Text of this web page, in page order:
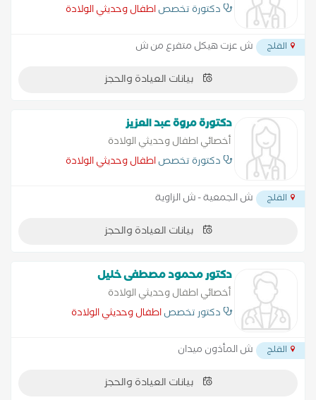
دكتورة تخصصاطفال وحديثي الولادة
القلج ش عزت هيكل متفرع من ش
بيانات العيادة والحجز
دكتورة مروة عبد العزيز
أخصائي اطفال وحديثي الولادة
دكتورة تخصصاطفال وحديثي الولادة
القلج ش الجمعية - ش الزاوية
بيانات العيادة والحجز
دكتور محمود مصطفى خليل
أخصائي اطفال وحديثي الولادة
دكتور تخصصاطفال وحديثي الولادة
القلج ش المأذون ميدان
بيانات العيادة والحجز